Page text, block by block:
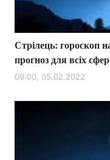
Стрілець: гороскоп
прогноз для всіх
09:00, 05.02.2022